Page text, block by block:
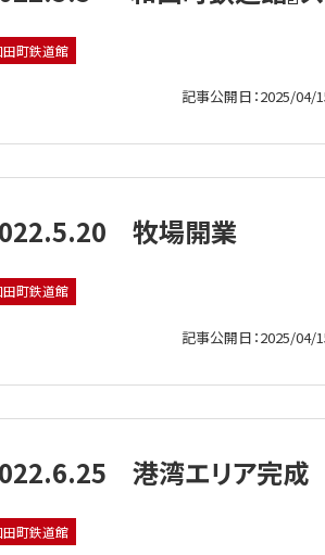
田町鉄道館
記事公開日：2025/04/
牧場開業
田町鉄道館
記事公開日：2025/04/
港湾エリア完成
田町鉄道館